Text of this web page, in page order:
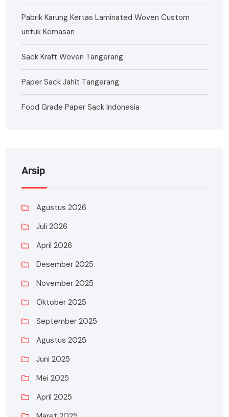
Pabrik Karung Kertas Laminated Woven Custom
untuk Kemasan
Sack Kraft Woven Tangerang
Paper Sack Jahit Tangerang
Food Grade Paper Sack Indonesia
Arsip
Agustus 2026
Juli 2026
April 2026
Desember 2025
November 2025
Oktober 2025
September 2025
Agustus 2025
Juni 2025
Mei 2025
April 2025